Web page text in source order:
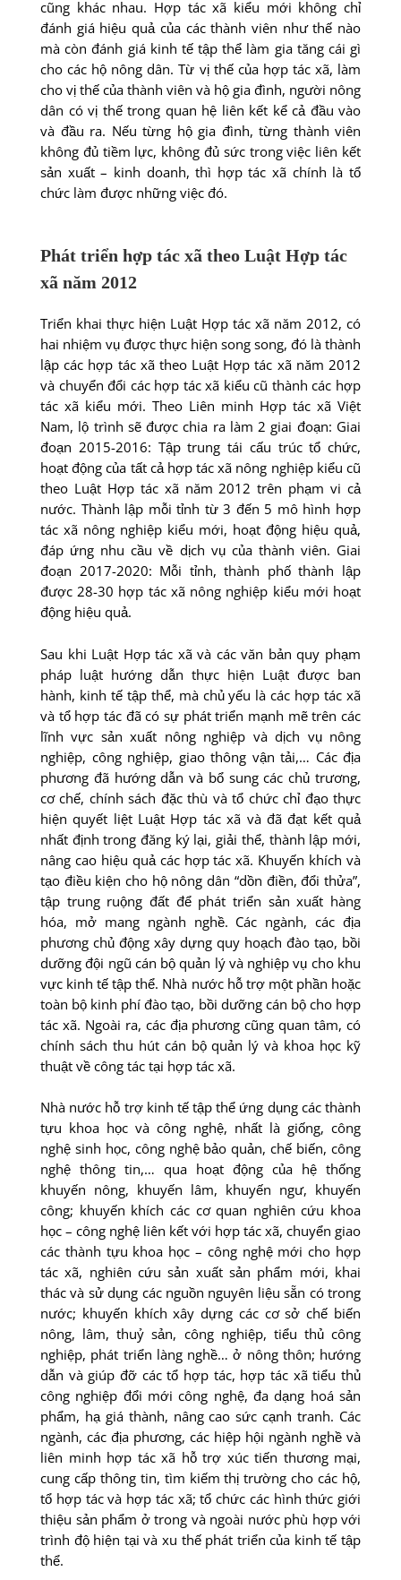
cũng khác nhau. Hợp tác xã kiểu mới không chỉ
đánh giá hiệu quả của các thành viên như thế nào
mà còn đánh giá kinh tế tập thể làm gia tăng cái gì
cho các hộ nông dân. Từ vị thế của hợp tác xã, làm
cho vị thế của thành viên và hộ gia đình, người nông
dân có vị thế trong quan hệ liên kết kể cả đầu vào
và đầu ra. Nếu từng hộ gia đình, từng thành viên
không đủ tiềm lực, không đủ sức trong việc liên kết
sản xuất – kinh doanh, thì hợp tác xã chính là tổ
chức làm được những việc đó.
Phát triển hợp tác xã theo Luật Hợp tác
xã năm 2012
Triển khai thực hiện Luật Hợp tác xã năm 2012, có
hai nhiệm vụ được thực hiện song song, đó là thành
lập các hợp tác xã theo Luật Hợp tác xã năm 2012
và chuyển đổi các hợp tác xã kiểu cũ thành các hợp
tác xã kiểu mới. Theo Liên minh Hợp tác xã Việt
Nam, lộ trình sẽ được chia ra làm 2 giai đoạn: Giai
đoạn 2015-2016: Tập trung tái cấu trúc tổ chức,
hoạt động của tất cả hợp tác xã nông nghiệp kiểu cũ
theo Luật Hợp tác xã năm 2012 trên phạm vi cả
nước. Thành lập mỗi tỉnh từ 3 đến 5 mô hình hợp
tác xã nông nghiệp kiểu mới, hoạt động hiệu quả,
đáp ứng nhu cầu về dịch vụ của thành viên. Giai
đoạn 2017-2020: Mỗi tỉnh, thành phố thành lập
được 28-30 hợp tác xã nông nghiệp kiểu mới hoạt
động hiệu quả.
Sau khi Luật Hợp tác xã và các văn bản quy phạm
pháp luật hướng dẫn thực hiện Luật được ban
hành, kinh tế tập thể, mà chủ yếu là các hợp tác xã
và tổ hợp tác đã có sự phát triển mạnh mẽ trên các
lĩnh vực sản xuất nông nghiệp và dịch vụ nông
nghiệp, công nghiệp, giao thông vận tải,… Các địa
phương đã hướng dẫn và bổ sung các chủ trương,
cơ chế, chính sách đặc thù và tổ chức chỉ đạo thực
hiện quyết liệt Luật Hợp tác xã và đã đạt kết quả
nhất định trong đăng ký lại, giải thể, thành lập mới,
nâng cao hiệu quả các hợp tác xã. Khuyến khích và
tạo điều kiện cho hộ nông dân “dồn điền, đổi thửa”,
tập trung ruộng đất để phát triển sản xuất hàng
hóa, mở mang ngành nghề. Các ngành, các địa
phương chủ động xây dựng quy hoạch đào tạo, bồi
dưỡng đội ngũ cán bộ quản lý và nghiệp vụ cho khu
vực kinh tế tập thể. Nhà nước hỗ trợ một phần hoặc
toàn bộ kinh phí đào tạo, bồi dưỡng cán bộ cho hợp
tác xã. Ngoài ra, các địa phương cũng quan tâm, có
chính sách thu hút cán bộ quản lý và khoa học kỹ
thuật về công tác tại hợp tác xã.
Nhà nước hỗ trợ kinh tế tập thể ứng dụng các thành
tựu khoa học và công nghệ, nhất là giống, công
nghệ sinh học, công nghệ bảo quản, chế biến, công
nghệ thông tin,… qua hoạt động của hệ thống
khuyến nông, khuyến lâm, khuyến ngư, khuyến
công; khuyến khích các cơ quan nghiên cứu khoa
học – công nghệ liên kết với hợp tác xã, chuyển giao
các thành tựu khoa học – công nghệ mới cho hợp
tác xã, nghiên cứu sản xuất sản phẩm mới, khai
thác và sử dụng các nguồn nguyên liệu sẵn có trong
nước; khuyến khích xây dựng các cơ sở chế biến
nông, lâm, thuỷ sản, công nghiệp, tiểu thủ công
nghiệp, phát triển làng nghề… ở nông thôn; hướng
dẫn và giúp đỡ các tổ hợp tác, hợp tác xã tiểu thủ
công nghiệp đổi mới công nghệ, đa dạng hoá sản
phẩm, hạ giá thành, nâng cao sức cạnh tranh. Các
ngành, các địa phương, các hiệp hội ngành nghề và
liên minh hợp tác xã hỗ trợ xúc tiến thương mại,
cung cấp thông tin, tìm kiếm thị trường cho các hộ,
tổ hợp tác và hợp tác xã; tổ chức các hình thức giới
thiệu sản phẩm ở trong và ngoài nước phù hợp với
trình độ hiện tại và xu thế phát triển của kinh tế tập
thể.